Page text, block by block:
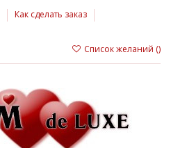
Как сделать заказ
Список желаний ()